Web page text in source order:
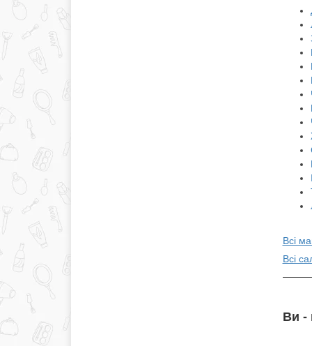
Всі
Всі
Ви -